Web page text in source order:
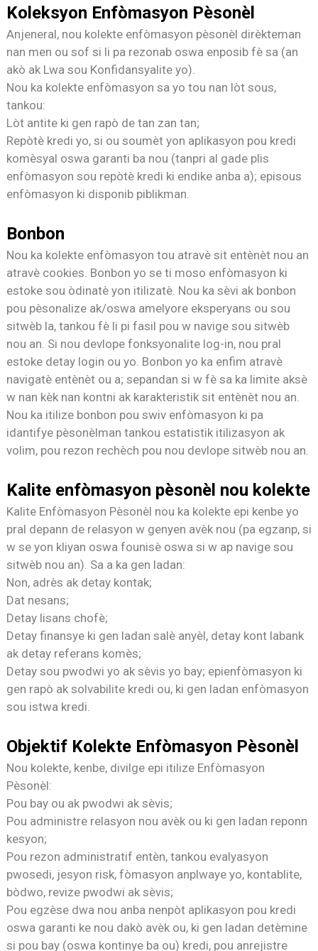
Koleksyon Enfòmasyon Pèsonèl
Anjeneral, nou kolekte enfòmasyon pèsonèl dirèkteman
nan men ou sof si li pa rezonab oswa enposib fè sa (an
akò ak Lwa sou Konfidansyalite yo).
Nou ka kolekte enfòmasyon sa yo tou nan lòt sous,
tankou:
Lòt antite ki gen rapò de tan zan tan;
Repòtè kredi yo, si ou soumèt yon aplikasyon pou kredi
komèsyal oswa garanti ba nou (tanpri al gade plis
enfòmasyon sou repòtè kredi ki endike anba a); episous
enfòmasyon ki disponib piblikman.
Bonbon
Nou ka kolekte enfòmasyon tou atravè sit entènèt nou an
atravè cookies. Bonbon yo se ti moso enfòmasyon ki
estoke sou òdinatè yon itilizatè. Nou ka sèvi ak bonbon
pou pèsonalize ak/oswa amelyore eksperyans ou sou
sitwèb la, tankou fè li pi fasil pou w navige sou sitwèb
nou an. Si nou devlope fonksyonalite log-in, nou pral
estoke detay login ou yo. Bonbon yo ka enfim atravè
navigatè entènèt ou a; sepandan si w fè sa ka limite aksè
w nan kèk nan kontni ak karakteristik sit entènèt nou an.
Nou ka itilize bonbon pou swiv enfòmasyon ki pa
idantifye pèsonèlman tankou estatistik itilizasyon ak
volim, pou rezon rechèch pou nou devlope sitwèb nou an.
Kalite enfòmasyon pèsonèl nou kolekte
Kalite Enfòmasyon Pèsonèl nou ka kolekte epi kenbe yo
pral depann de relasyon w genyen avèk nou (pa egzanp, si
w se yon kliyan oswa founisè oswa si w ap navige sou
sitwèb nou an). Sa a ka gen ladan:
Non, adrès ak detay kontak;
Dat nesans;
Detay lisans chofè;
Detay finansye ki gen ladan salè anyèl, detay kont labank
ak detay referans komès;
Detay sou pwodwi yo ak sèvis yo bay; epienfòmasyon ki
gen rapò ak solvabilite kredi ou, ki gen ladan enfòmasyon
sou istwa kredi.
Objektif Kolekte Enfòmasyon Pèsonèl
Nou kolekte, kenbe, divilge epi itilize Enfòmasyon
Pèsonèl:
Pou bay ou ak pwodwi ak sèvis;
Pou administre relasyon nou avèk ou ki gen ladan reponn
kesyon;
Pou rezon administratif entèn, tankou evalyasyon
pwosedi, jesyon risk, fòmasyon anplwaye yo, kontablite,
bòdwo, revize pwodwi ak sèvis;
Pou egzèse dwa nou anba nenpòt aplikasyon pou kredi
oswa garanti ke nou dakò avèk ou, ki gen ladan detèmine
si pou bay (oswa kontinye ba ou) kredi, pou anrejistre